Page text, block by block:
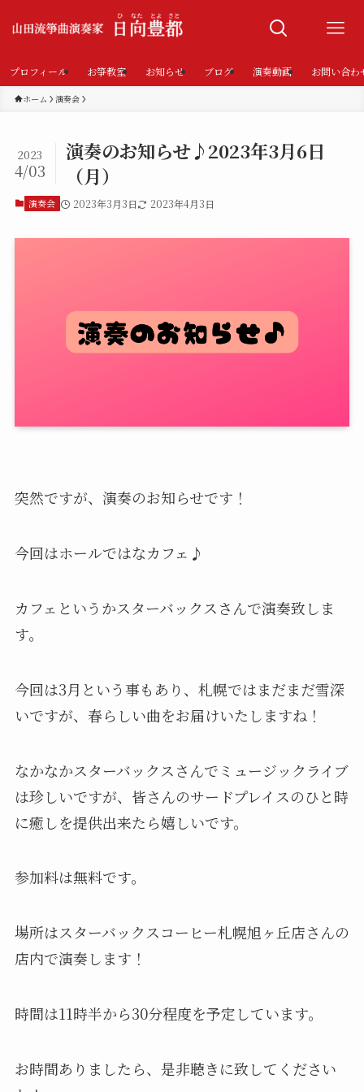
プロフィール お箏教室 お知らせ ブログ 演奏動画 お問い合わ
ホーム 演奏会
演奏のお知らせ♪2023年3月6日
（月）
2023
4/03
演奏会 2023年3月3日 2023年4月3日
突然ですが、演奏のお知らせです！
今回はホールではなカフェ♪
カフェというかスターバックスさんで演奏致しま
す。
今回は3月という事もあり、札幌ではまだまだ雪深
いですが、春らしい曲をお届けいたしますね！
なかなかスターバックスさんでミュージックライブ
は珍しいですが、皆さんのサードプレイスのひと時
に癒しを提供出来たら嬉しいです。
参加料は無料です。
場所はスターバックスコーヒー札幌旭ヶ丘店さんの
店内で演奏します！
時間は11時半から30分程度を予定しています。
お時間ありましたら、是非聴きに致してください